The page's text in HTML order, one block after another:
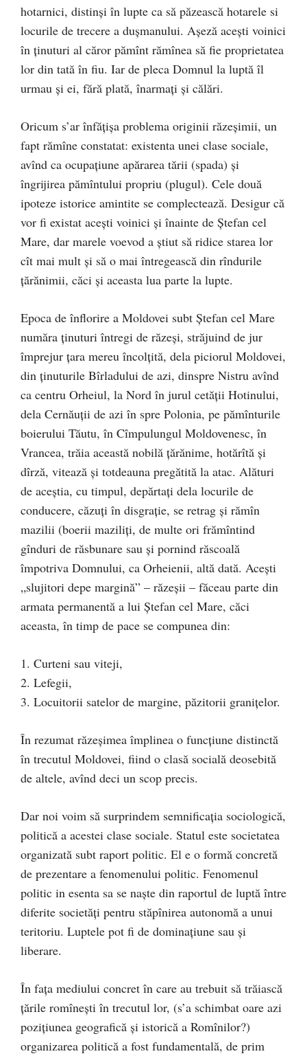
hotarnici, distinşi în lupte ca să păzească hotarele si
locurile de trecere a duşmanului. Aşeză aceşti voinici
în ținuturi al căror pămînt rămînea să fie proprietatea
lor din tată în fiu. Iar de pleca Domnul la luptă îl
urmau şi ei, fără plată, înarmaţi şi călări.
Oricum s’ar înfăţişa problema originii răzeşimii, un
fapt rămîne constatat: existenta unei clase sociale,
avînd ca ocupaţiune apărarea tării (spada) şi
îngrijirea pămîntului propriu (plugul). Cele două
ipoteze istorice amintite se complectează. Desigur că
vor fi existat aceşti voinici şi înainte de Ștefan cel
Mare, dar marele voevod a ştiut să ridice starea lor
cît mai mult şi să o mai întregească din rîndurile
ţărănimii, căci şi aceasta lua parte la lupte.
Epoca de înflorire a Moldovei subt Ștefan cel Mare
număra ținuturi întregi de răzeşi, străjuind de jur
împrejur ţara mereu încolţită, dela piciorul Moldovei,
din ținuturile Bîrladului de azi, dinspre Nistru avînd
ca centru Orheiul, la Nord în jurul cetăţii Hotinului,
dela Cernăuții de azi în spre Polonia, pe pămînturile
boierului Tăutu, în Cîmpulungul Moldovenesc, în
Vrancea, trăia această nobilă țărănime, hotărîtă şi
dîrză, vitează şi totdeauna pregătită la atac. Alături
de aceştia, cu timpul, depărtaţi dela locurile de
conducere, căzuţi în disgraţie, se retrag şi rămîn
mazilii (boerii maziliţi, de multe ori frămîntind
gînduri de răsbunare sau şi pornind răscoală
împotriva Domnului, ca Orheienii, altă dată. Aceşti
„slujitori depe margină” – răzeşii – făceau parte din
armata permanentă a lui Ştefan cel Mare, căci
aceasta, în timp de pace se compunea din:
1. Curteni sau viteji,
2. Lefegii,
3. Locuitorii satelor de margine, păzitorii graniţelor.
În rezumat răzeşimea împlinea o funcțiune distinctă
în trecutul Moldovei, fiind o clasă socială deosebită
de altele, avînd deci un scop precis.
Dar noi voim să surprindem semnificaţia sociologică,
politică a acestei clase sociale. Statul este societatea
organizată subt raport politic. El e o formă concretă
de prezentare a fenomenului politic. Fenomenul
politic in esenta sa se naşte din raportul de luptă între
diferite societăţi pentru stăpînirea autonomă a unui
teritoriu. Luptele pot fi de dominaţiune sau şi
liberare.
În faţa mediului concret în care au trebuit să trăiască
ţările romîneşti în trecutul lor, (s’a schimbat oare azi
poziţiunea geografică şi istorică a Romînilor?)
organizarea politică a fost fundamentală, de prim